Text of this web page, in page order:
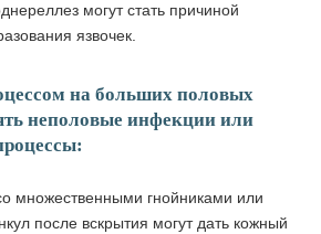
могут стать причиной
язвочек.
на больших половых
неполовые инфекции или
множественными гнойниками или
после вскрытия могут дать кожный